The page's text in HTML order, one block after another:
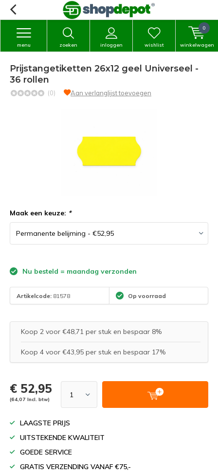
zoeken inloggen
menu wishlist winkelwagen
0
Prijstangetiketten 26x12 geel Universeel -
36 rollen
(0) Aan verlanglijst toevoegen
Maak een keuze: *
Nu besteld = maandag verzonden
Artikelcode: 81578 Op voorraad
Koop 2 voor €48,71 per stuk en bespaar 8%
Koop 4 voor €43,95 per stuk en bespaar 17%
€ 52,95
(64,07 Incl. btw)
LAAGSTE PRIJS
UITSTEKENDE KWALITEIT
GOEDE SERVICE
GRATIS VERZENDING VANAF €75,-